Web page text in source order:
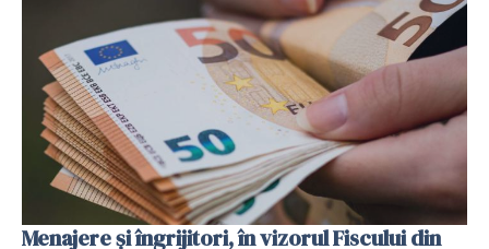
Menajere și îngrijitori, în vizorul Fiscului din